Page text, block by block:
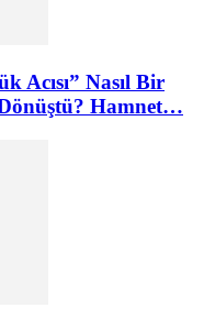
Acısı” Nasıl Bir
Hamnet…